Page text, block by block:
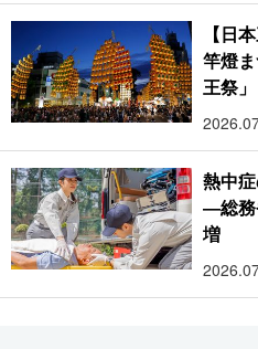
【日
竿燈
王祭
り」:
熱中
―総務
増